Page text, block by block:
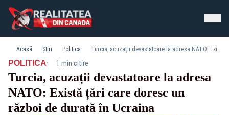
Acasă Știri Politica Turcia, acuzații devastatoare la adresa NATO: Există țări care doresc un război de durată în Ucraina
POLITICA· 1 min citire
Turcia, acuzații devastatoare la adresa
NATO: Există țări care doresc un
război de durată în Ucraina